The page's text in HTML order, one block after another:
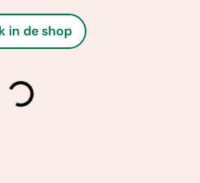
in de shop
laden